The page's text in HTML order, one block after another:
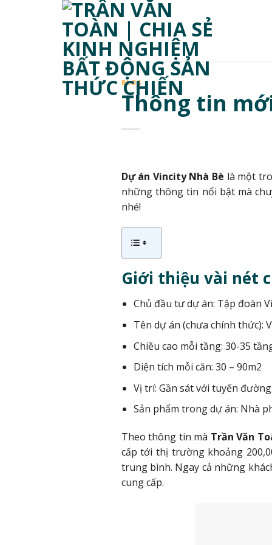
BLOG
Thông tin
Dự án Vincity Nhà Bè là một
những thông tin nổi bật mà
nhé!
Giới thiệu vài nét
Chủ đầu tư dự án: Tập đoàn
Tên dự án (chưa chính thức):
Chiều cao mỗi tầng: 30-35
Diện tích mỗi căn: 30 – 90m2
Vị trí: Gần sát với tuyến
Sản phẩm trong dự án: Nhà
Theo thông tin mà Trần Văn
cấp tới thị trường khoảng
trung bình. Ngay cả những
cung cấp.